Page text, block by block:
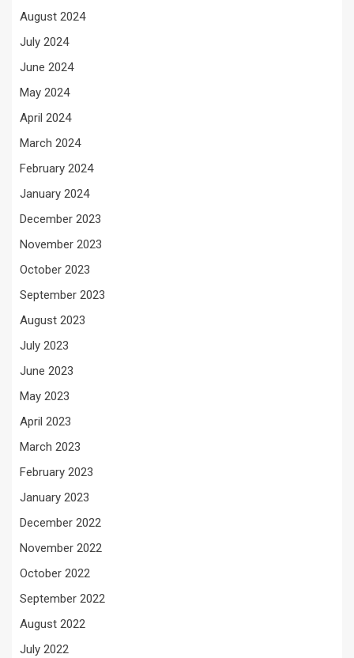
August 2024
July 2024
June 2024
May 2024
April 2024
March 2024
February 2024
January 2024
December 2023
November 2023
October 2023
September 2023
August 2023
July 2023
June 2023
May 2023
April 2023
March 2023
February 2023
January 2023
December 2022
November 2022
October 2022
September 2022
August 2022
July 2022